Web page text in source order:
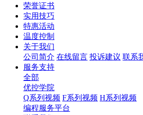
荣誉证书
实用技巧
特惠活动
温度控制
关于我们
公司简介 在线留言 投诉建议 联系
服务支持
全部
优控学院
Q系列视频 F系列视频 H系列视频
编程服务平台